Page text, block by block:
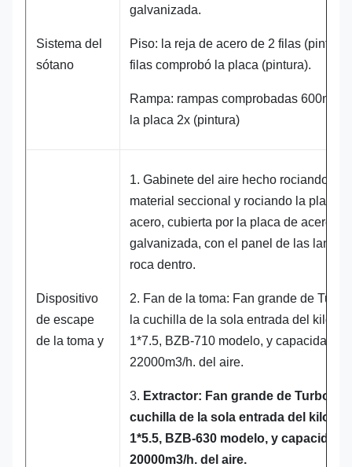
Sistema del
sótano
galvanizada.
Piso: la reja de acero de 2 filas
filas comprobó la placa (pintura).
Rampa: rampas comprobadas 600m m
la placa 2x (pintura)
Dispositivo
de escape
de la toma y
1. Gabinete del aire hecho rociando el
material seccional y rociando la placa
acero, cubierta por la placa de acero
galvanizada, con el panel de las lanas
roca dentro.
2. Fan de la toma: Fan grande de
la cuchilla de la sola entrada del
1*7.5, BZB-710 modelo, y capacidad
22000m3/h. del aire.
3. Extractor: Fan grande de Turbo de
cuchilla de la sola entrada del
1*5.5, BZB-630 modelo, y capacidad
20000m3/h. del aire.